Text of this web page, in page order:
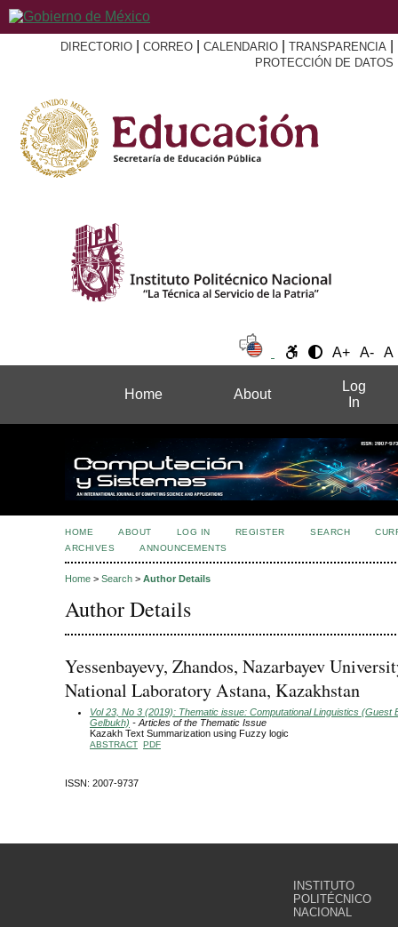
DIRECTORIO CORREO CALENDARIO TRANSPARENCIA
PROTECCIÓN DE DATOS
A+ A- A
Home About
Log
In
HOME ABOUT LOG IN REGISTER SEARCH
ARCHIVES
ANNOUNCEMENTS
Home > Search > Author Details
Author Details
Yessenbayevy, Zhandos, Nazarbayev
National Laboratory Astana, Kazakhstan
Vol 23, No 3 (2019): Thematic issue: Computational Linguistics (Guest
Gelbukh) - Articles of the Thematic Issue
Kazakh Text Summarization using Fuzzy logic
ABSTRACT PDF
ISSN: 2007-9737
INSTITUTO
POLITÉCNICO
NACIONAL